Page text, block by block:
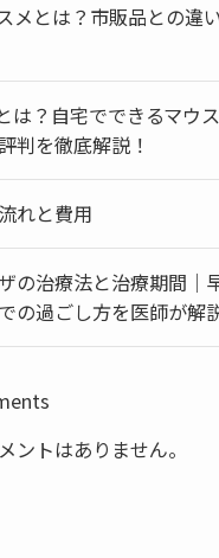
メとは？市販品との違
は？自宅でできるマウ
判を徹底解説！
れと費用
の治療法と治療期間｜
の過ごし方を医師が解
ントはありません。